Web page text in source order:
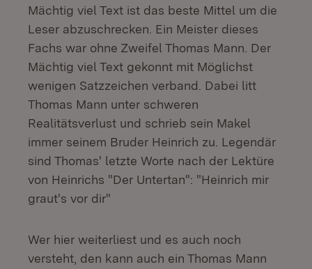
Mächtig viel Text ist das beste Mittel um die
Leser abzuschrecken. Ein Meister dieses
Fachs war ohne Zweifel Thomas Mann. Der
Mächtig viel Text gekonnt mit Möglichst
wenigen Satzzeichen verband. Dabei litt
Thomas Mann unter schweren
Realitätsverlust und schrieb sein Makel
immer seinem Bruder Heinrich zu. Legendär
sind Thomas' letzte Worte nach der Lektüre
von Heinrichs "Der Untertan": "Heinrich mir
graut's vor dir"
Wer hier weiterliest und es auch noch
versteht, den kann auch ein Thomas Mann